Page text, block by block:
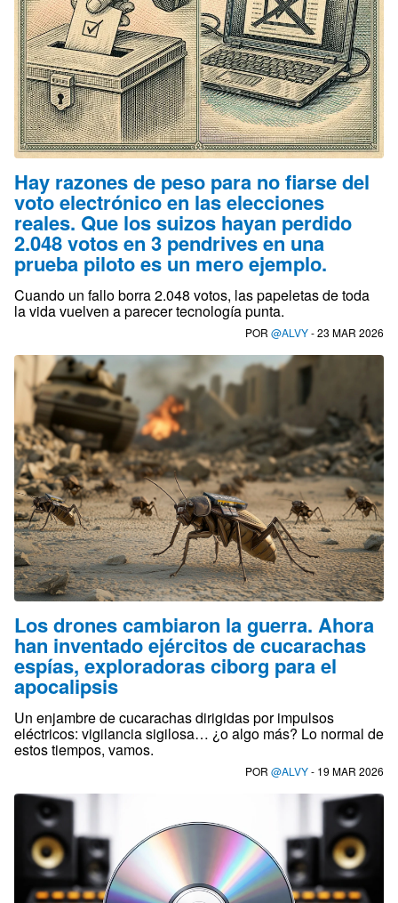
Hay razones de peso para no fiarse del
voto electrónico en las elecciones
reales. Que los suizos hayan perdido
2.048 votos en 3 pendrives en una
prueba piloto es un mero ejemplo.
Cuando un fallo borra 2.048 votos, las papeletas de toda
la vida vuelven a parecer tecnología punta.
POR @ALVY- 23 MAR 2026
Los drones cambiaron la guerra. Ahora
han inventado ejércitos de cucarachas
espías, exploradoras ciborg para el
apocalipsis
Un enjambre de cucarachas dirigidas por impulsos
eléctricos: vigilancia sigilosa… ¿o algo más? Lo normal de
estos tiempos, vamos.
POR @ALVY- 19 MAR 2026